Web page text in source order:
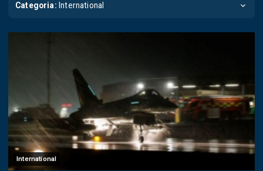
Categoria: International
International